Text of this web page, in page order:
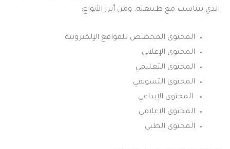
الذي يتناسب مع طبيعته. ومن أبرز الأنواع:
المحتوى المخصص للمواقع الإلكترونية
المحتوى الإعلاني
المحتوى التعليمي
المحتوى التسويقي
المحتوى الإبداعي
المحتوى الإعلامي
المحتوى الطبي